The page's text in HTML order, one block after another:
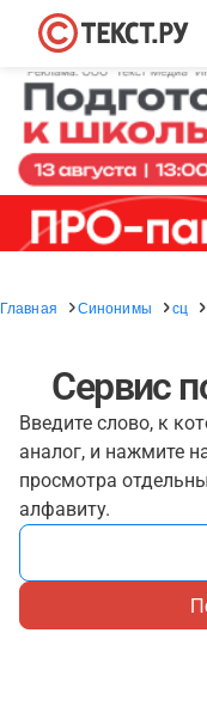
Главная Синонимы сц
Сервис
Введите слово, к
аналог, и нажмите
просмотра
алфавиту.